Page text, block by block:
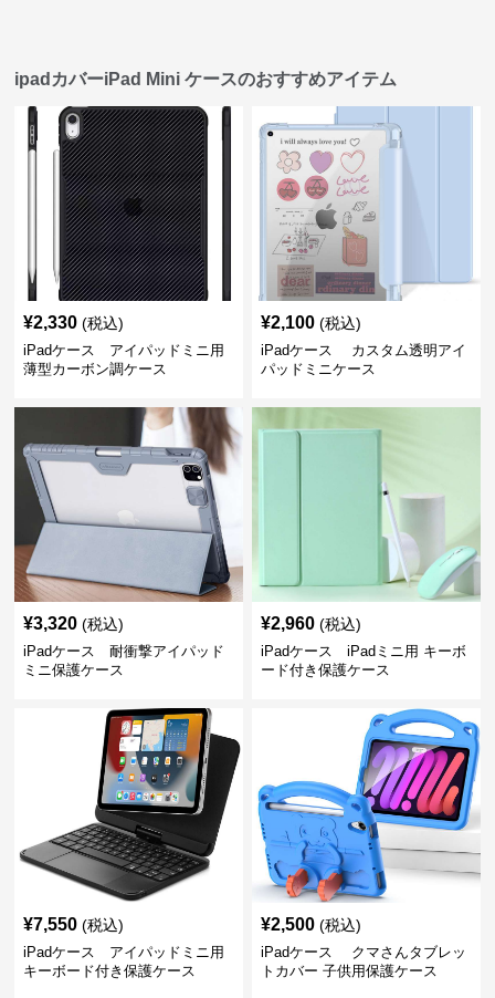
ipadカバーiPad Mini ケースのおすすめアイテム
¥2,330 (税込)
iPadケース アイパッドミニ用
薄型カーボン調ケース
¥2,100 (税込)
iPadケース カスタム透明アイ
パッドミニケース
¥3,320 (税込)
iPadケース 耐衝撃アイパッド
ミニ保護ケース
¥2,960 (税込)
iPadケース iPadミニ用 キーボ
ード付き保護ケース
¥7,550 (税込)
iPadケース アイパッドミニ用
キーボード付き保護ケース
¥2,500 (税込)
iPadケース クマさんタブレッ
トカバー 子供用保護ケース